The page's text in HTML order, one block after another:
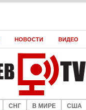
НОВОСТИ ВИДЕО
СНГ В МИРЕ США